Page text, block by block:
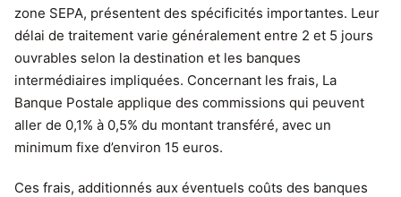
zone SEPA, présentent des spécificités importantes. Leur
délai de traitement varie généralement entre 2 et 5 jours
ouvrables selon la destination et les banques
intermédiaires impliquées. Concernant les frais, La
Banque Postale applique des commissions qui peuvent
aller de 0,1% à 0,5% du montant transféré, avec un
minimum fixe d’environ 15 euros.
Ces frais, additionnés aux éventuels coûts des banques